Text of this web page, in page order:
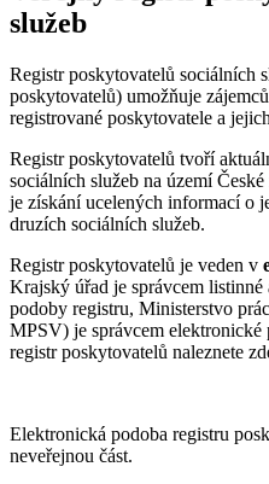
služeb
Registr poskytovatelů sociálních
poskytovatelů) umožňuje
registrované poskytovatele a
Registr poskytovatelů tvoří
sociálních služeb na území
je získání ucelených informací o
druzích sociálních služeb.
Registr poskytovatelů je veden v
Krajský úřad je správcem
podoby registru, Ministerstvo
MPSV) je správcem
registr poskytovatelů naleznete
Elektronická podoba registru
neveřejnou část.